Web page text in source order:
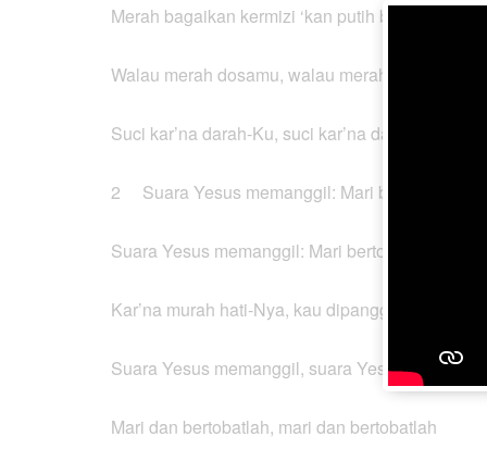
Merah bagaikan kermizi ‘kan putih bersih
Walau merah dosamu, walau merah dosamu,
Suci kar’na darah-Ku, suci kar’na darah-Ku
2 Suara Yesus memanggil: Mari bertobatlah
Suara Yesus memanggil: Mari bertobatlah
Kar’na murah hati-Nya, kau dipanggil-Nya
Suara Yesus memanggil, suara Yesus
Mari dan bertobatlah, mari dan bertobatlah